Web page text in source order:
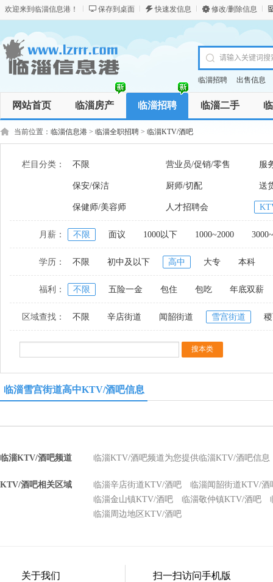
欢迎来到临淄信息港！ 保存到桌面 快速发信息 修改/删除信息
临淄招聘 出售信息
网站首页 临淄房产 临淄招聘 临淄二手
商务服务 资讯 商品
当前位置： 临淄信息港 > 临淄全职招聘 > 临淄KTV/酒吧
栏目分类： 不限 营业员/促销/零售 服
保安/保洁 厨师/切配 送
保健师/美容师 人才招聘会
月薪： 不限 面议 1000以下 1000~2000
学历： 不限 初中及以下 高中 大专 本科
福利： 不限 五险一金 包住 包吃 年底双薪
区域查找： 不限 辛店街道 闻韶街道 雪宫街道
临淄雪宫街道高中KTV/酒吧信息
临淄KTV/酒吧频道 临淄KTV/酒吧频道为您提供临淄KTV/酒吧信
KTV/酒吧相关区域 临淄辛店街道KTV/酒吧
临淄闻韶街道KTV/酒
临淄金山镇KTV/酒吧
临淄敬仲镇KTV/酒吧
临淄周边地区KTV/酒吧
关于我们 扫一扫访问手机版